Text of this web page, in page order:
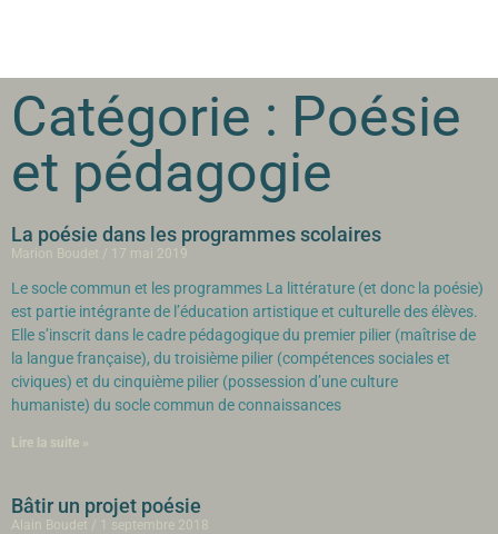
Catégorie : Poésie
et pédagogie
La poésie dans les programmes scolaires
Marion Boudet 17 mai 2019
Le socle commun et les programmes La littérature (et donc la poésie)
est partie intégrante de l’éducation artistique et culturelle des élèves.
Elle s’inscrit dans le cadre pédagogique du premier pilier (maîtrise de
la langue française), du troisième pilier (compétences sociales et
civiques) et du cinquième pilier (possession d’une culture
humaniste) du socle commun de connaissances
Lire la suite »
Bâtir un projet poésie
Alain Boudet 1 septembre 2018